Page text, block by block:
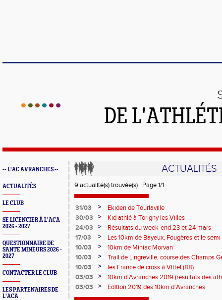
DE
-- L'AC AVRANCHES --
ACTUALITÉS
LE CLUB
SE LICENCIER À L'ACA
2026 - 2027
QUESTIONNAIRE DE
SANTE MINEURS 2026 -
2027
CONTACTER LE CLUB
LES PARTENAIRES DE
L'ACA
ACTUALITÉS
9 actualité(s) trouvée(s) | Page 1/1
31/03 >
Ekiden de Tourlaville
30/03
>
Kid athlé à Torigny les Villes
24/03
>
Résultats du week-end 23 et 24 mars
17/03
>
Les 10km de Bayeux, Fougères et le
10/03
>
10km de Miniac Morvan
10/03
>
Trail de Lingreville, course des Champs
sur Noireau (61)
10/03 >
les France de cross à Vittel (88)
03/03
>
10km d'Avranches 2019 (résultats des
03/03
> Edition 2019 des 10km d'Avranches